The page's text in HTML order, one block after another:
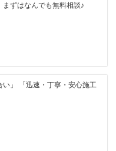
ずはなんでも無料相談♪
い」 「迅速・丁寧・安心施工